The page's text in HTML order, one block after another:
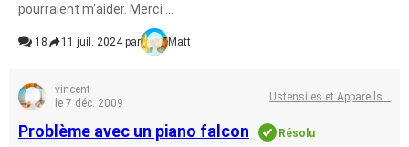
pourraient m'aider. Merci ...
18 11 juil. 2024 par Matt
vincent
le 7 déc. 2009
Ustensiles et Appareils...
Problème avec un piano falcon Résolu